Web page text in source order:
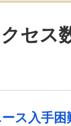
セス
ス入手困